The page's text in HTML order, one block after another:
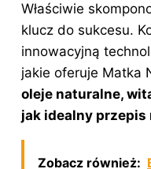
Właściwie
klucz do sukcesu.
innowacyjną
jakie oferuje Matka
oleje naturalne,
jak idealny przepis
Zobacz również: